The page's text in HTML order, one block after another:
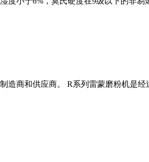
商和供应商。 R系列雷蒙磨粉机是